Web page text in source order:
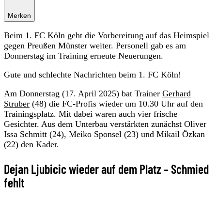
Merken
Beim 1. FC Köln geht die Vorbereitung auf das Heimspiel
gegen Preußen Münster weiter. Personell gab es am
Donnerstag im Training erneute Neuerungen.
Gute und schlechte Nachrichten beim 1. FC Köln!
Am Donnerstag (17. April 2025) bat Trainer Gerhard
Struber (48) die FC-Profis wieder um 10.30 Uhr auf den
Trainingsplatz. Mit dabei waren auch vier frische
Gesichter. Aus dem Unterbau verstärkten zunächst Oliver
Issa Schmitt (24), Meiko Sponsel (23) und Mikail Özkan
(22) den Kader.
Dejan Ljubicic wieder auf dem Platz – Schmied
fehlt